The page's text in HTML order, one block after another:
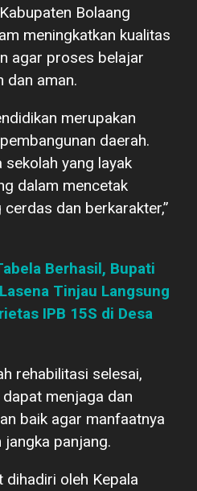
Bolaang
meningkatkan kualitas
agar proses belajar
dan aman.
merupakan
daerah.
sekolah yang layak
dalam mencetak
dan berkarakter,”
Berhasil, Bupati
Tinjau Langsung
IPB 15S di Desa
rehabilitasi selesai,
menjaga dan
baik agar manfaatnya
panjang.
oleh Kepala